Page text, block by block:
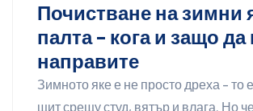
Почистване на зимни
палта – кога и защо да
направите
Зимното яке е не просто дреха – то
щит срещу студ, вятър и влага. Но